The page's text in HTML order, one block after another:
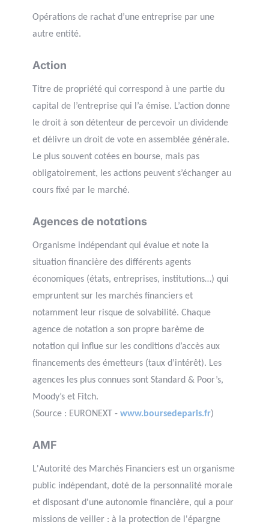
Opérations de rachat d’une entreprise par une
autre entité.
Action
Titre de propriété qui correspond à une partie du
capital de l’entreprise qui l’a émise. L’action donne
le droit à son détenteur de percevoir un dividende
et délivre un droit de vote en assemblée générale.
Le plus souvent cotées en bourse, mais pas
obligatoirement, les actions peuvent s’échanger au
cours fixé par le marché.
Agences de notations
Organisme indépendant qui évalue et note la
situation financière des différents agents
économiques (états, entreprises, institutions…) qui
empruntent sur les marchés financiers et
notamment leur risque de solvabilité. Chaque
agence de notation a son propre barème de
notation qui influe sur les conditions d’accès aux
financements des émetteurs (taux d’intérêt). Les
agences les plus connues sont Standard & Poor’s,
Moody’s et Fitch.
(Source : EURONEXT - www.boursedeparis.fr)
AMF
L'Autorité des Marchés Financiers est un organisme
public indépendant, doté de la personnalité morale
et disposant d'une autonomie financière, qui a pour
missions de veiller : à la protection de l'épargne